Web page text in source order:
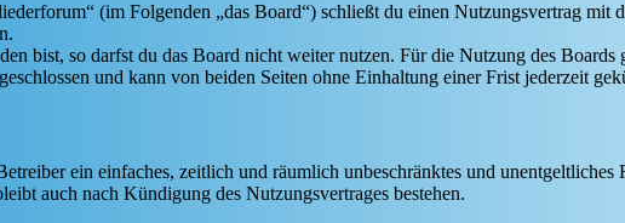
(im Folgenden „das Board“) schließt du einen Nutzungsvertrag mit
bist, so darfst du das Board nicht weiter nutzen. Für die Nutzung des
und kann von beiden Seiten ohne Einhaltung einer Frist jederzeit
ein einfaches, zeitlich und räumlich unbeschränktes und
auch nach Kündigung des Nutzungsvertrages bestehen.